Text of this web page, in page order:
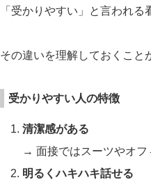
「受かりやすい」と言われ
その違いを理解しておくこと
受かりやすい人の特徴
清潔感がある
→ 面接ではスーツやオフ
明るくハキハキ話せる